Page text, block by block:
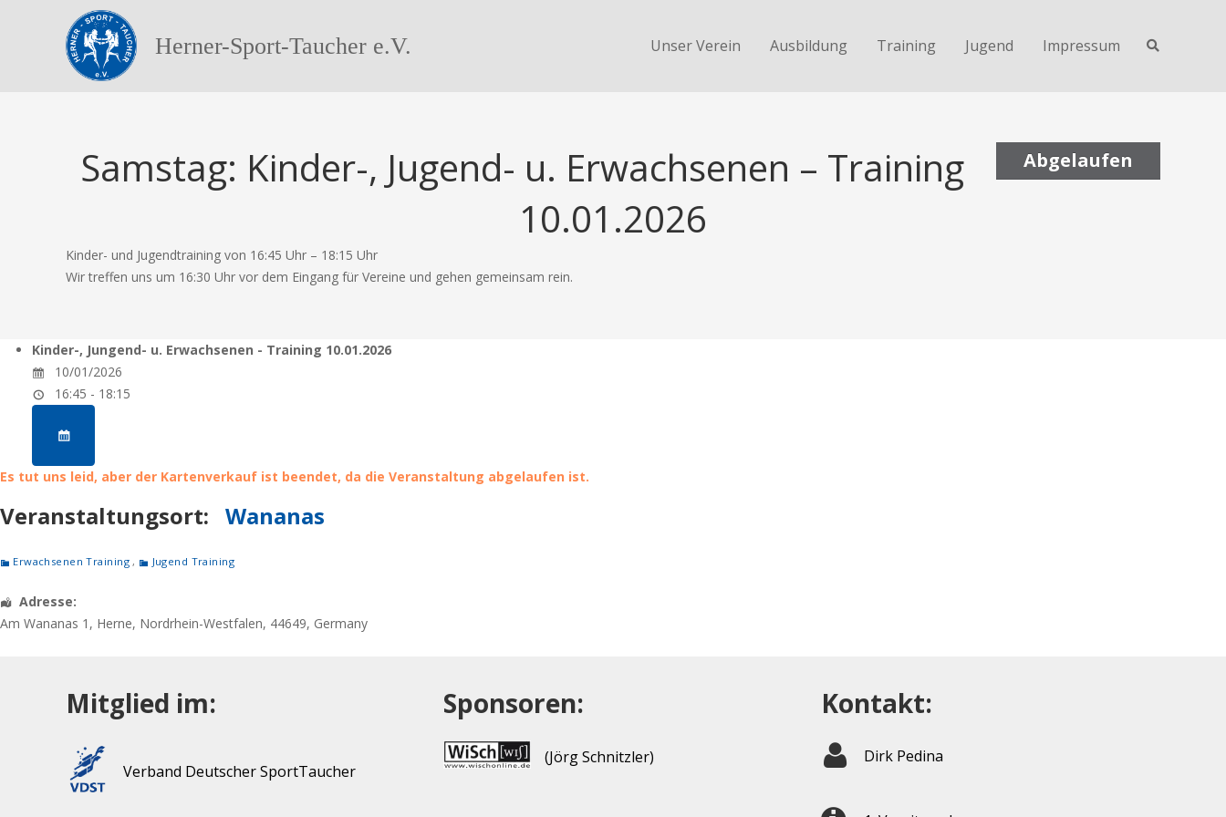
Herner-Sport-Taucher e.V. Unser Verein Ausbildung Training Jugend Impressum
Abgelaufen
Samstag: Kinder-, Jugend- u. Erwachsenen – Training
10.01.2026
Kinder- und Jugendtraining von 16:45 Uhr – 18:15 Uhr
Wir treffen uns um 16:30 Uhr vor dem Eingang für Vereine und gehen gemeinsam rein.
Kinder-, Jungend- u. Erwachsenen - Training 10.01.2026
10/01/2026
16:45 - 18:15
Es tut uns leid, aber der Kartenverkauf ist beendet, da die Veranstaltung abgelaufen ist.
Veranstaltungsort: Wananas
Erwachsenen Training, Jugend Training
Adresse:
Am Wananas 1 , Herne, Nordrhein-Westfalen, 44649, Germany
Mitglied im:
Verband Deutscher SportTaucher
Sponsoren:
(Jörg Schnitzler)
Kontakt:
Dirk Pedina